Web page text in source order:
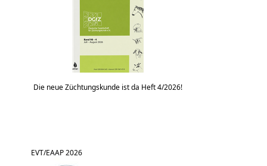
Die neue Züchtungskunde ist da Heft 4/2026!
EVT/EAAP 2026